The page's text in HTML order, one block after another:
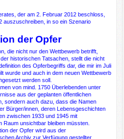
der am 2. Februar 2012 beschloss,
auszuschreiben, in so ein Szenario
der Opfer
die nicht nur den Wettbewerb betrifft,
historischen Tatsachen, stellt die nicht
des Opferbegriffs dar, die mir im Juli
wurde und auch in dem neuen Wettbewerb
werden soll.
von mind. 1750 Überlebenden unter
aus der geplanten öffentlichen
sondern auch dazu, dass die Namen
Bürger/innen, deren Lebensgeschichten
zwischen 1933 und 1945 mit
Raum unsichtbar bleiben müssten.
der Opfer wird aus der
Archiv zur Verfügung gestellter